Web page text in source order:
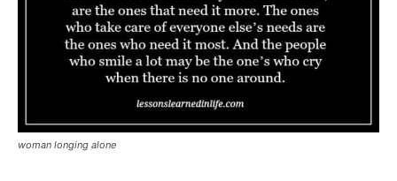
woman longing alone